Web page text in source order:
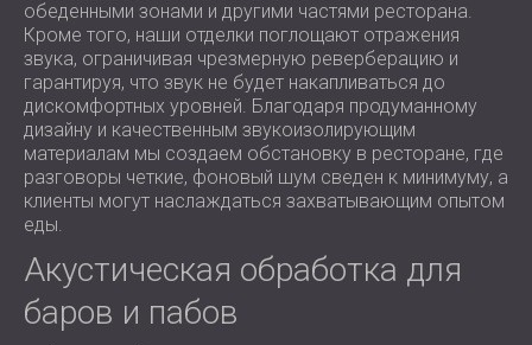
обеденными зонами и другими частями ресторана.
Кроме того, наши отделки поглощают отражения
звука, ограничивая чрезмерную реверберацию и
гарантируя, что звук не будет накапливаться до
дискомфортных уровней. Благодаря продуманному
дизайну и качественным звукоизолирующим
материалам мы создаем обстановку в ресторане, где
разговоры четкие, фоновый шум сведен к минимуму, а
клиенты могут наслаждаться захватывающим опытом
еды.
Акустическая обработка для
баров и пабов